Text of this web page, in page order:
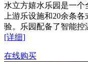
水立方嬉水乐园是一个
上游乐设施和20余条
验。乐园配备了智能控
[详细]
在线购买